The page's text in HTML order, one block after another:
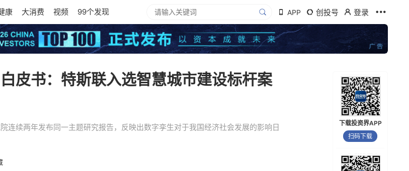
康 大消费 视频 99个发现 APP 创投号 登录
皮书：特斯联入选智慧城市建设标杆案
连续两年发布同一主题研究报告，反映出数字孪生对于我国经济社会发展的影响日
下载投资界APP
扫码下载